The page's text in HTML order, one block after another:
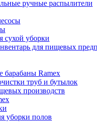
ручные распылители
сухой уборки
для пищевых
Ramex
труб и бутылок
производств
уборки полов